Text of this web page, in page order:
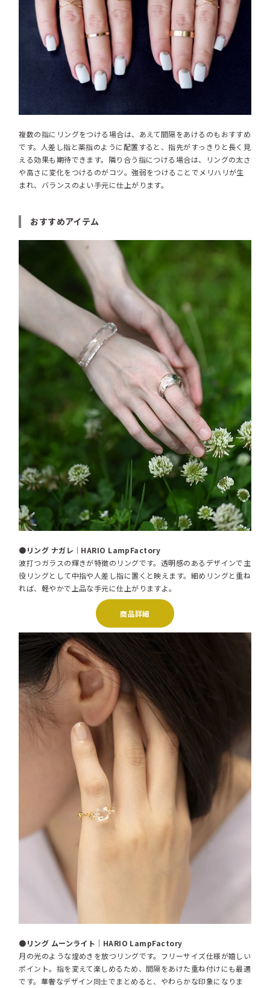
複数の指にリングをつける場合は、あえて間隔をあけるのもおすすめ
です。人差し指と薬指のように配置すると、指先がすっきりと長く見
える効果も期待できます。隣り合う指につける場合は、リングの太さ
や高さに変化をつけるのがコツ。強弱をつけることでメリハリが生
まれ、バランスのよい手元に仕上がります。
おすすめアイテム
●リング ナガレ｜HARIO LampFactory
波打つガラスの輝きが特徴のリングです。透明感のあるデザインで主
役リングとして中指や人差し指に置くと映えます。細めリングと重ね
れば、軽やかで上品な手元に仕上がりますよ。
商品詳細
●リング ムーンライト｜HARIO LampFactory
月の光のような煌めきを放つリングです。フリーサイズ仕様が嬉しい
ポイント。指を変えて楽しめるため、間隔をあけた重ね付けにも最適
です。華奢なデザイン同士でまとめると、やわらかな印象になりま